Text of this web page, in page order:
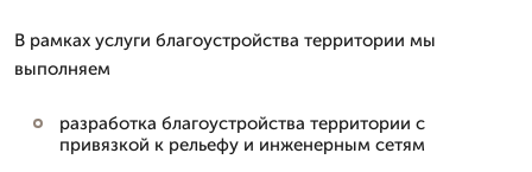
В рамках услуги благоустройства территории мы
выполняем
разработка благоустройства территории с
привязкой к рельефу и инженерным сетям